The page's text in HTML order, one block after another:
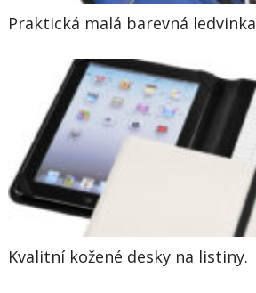
Praktická malá barevná ledvinka
Kvalitní kožené desky na listiny.